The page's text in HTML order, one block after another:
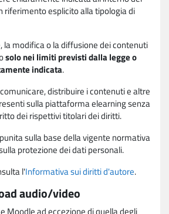
riferimento esplicito alla tipologia di
la modifica o la diffusione dei contenuti
solo nei limiti previsti dalla legge o
indicata.
distribuire i contenuti e altre
sulla piattaforma elearning senza
dei rispettivi titolari dei diritti.
sulla base della vigente normativa
protezione dei dati personali.
l'Informativa sui diritti d'autore.
audio/video
Moodle ad eccezione di quella degli